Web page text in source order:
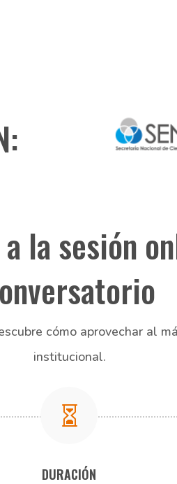
la sesión
cómo aprovechar al
institucional.

DURACIÓN